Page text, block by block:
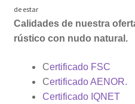
de estar
Calidades de nuestra
rústico con nudo natural.
Certificado FSC
Certificado AENOR.
Certificado IQNET